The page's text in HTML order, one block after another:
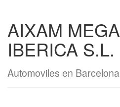
AIXAM MEGA
IBERICA S.L.
Automoviles en Barcelona